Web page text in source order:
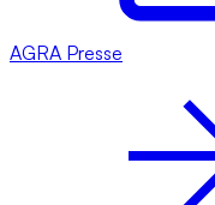
AGRA Presse